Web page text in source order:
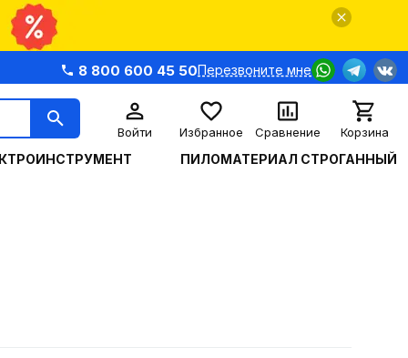
8 800 600 45 50Перезвоните мне
Войти Избранное Сравнение Корзина
ПИЛОМАТЕРИАЛ СТРОГАННЫЙ